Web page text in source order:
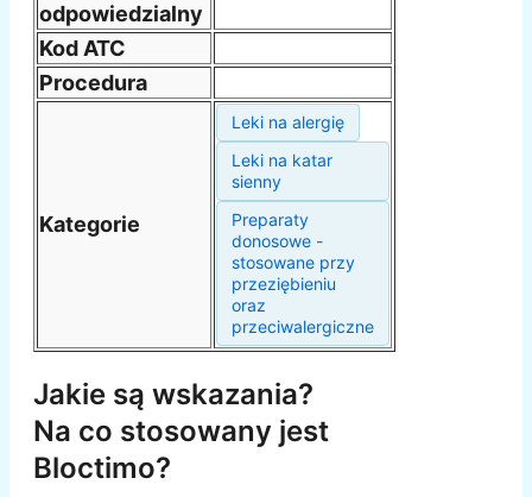
odpowiedzialny
Kod ATC
Procedura
Kategorie
Leki na alergię
Leki na katar
sienny
Preparaty
donosowe -
stosowane przy
przeziębieniu
oraz
przeciwalergiczne
Jakie są wskazania?
Na co stosowany jest
Bloctimo?